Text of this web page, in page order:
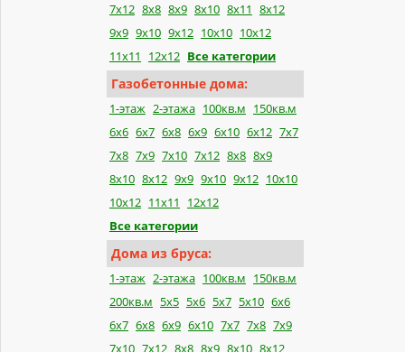
7х12 8х8 8х9 8х10 8х11 8х12
9х9 9х10 9х12 10х10 10х12
11х11
12х12 Все категории
Газобетонные дома:
1-этаж 2-этажа 100кв.м 150кв.м
6x6 6x7 6x8 6x9 6x10 6x12 7x7
7x8 7x9 7x10 7x12 8x8 8x9
8x10 8x12 9x9 9x10 9x12 10x10
10x12 11x11
12x12
Все категории
Дома из бруса:
1-этаж 2-этажа 100кв.м 150кв.м
200кв.м 5x5 5x6 5x7 5x10 6x6
6x7 6x8 6x9 6x10 7x7 7x8 7x9
7x10 7x12 8x8 8x9 8x10 8x12